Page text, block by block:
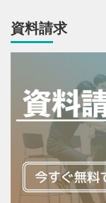
資料請求